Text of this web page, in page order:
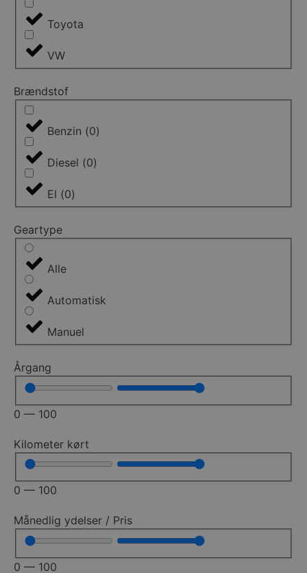
Toyota
VW
Brændstof
Benzin (0)
Diesel (0)
El (0)
Geartype
Alle
Automatisk
Manuel
Årgang
0 — 100
Kilometer kørt
0 — 100
Månedlig ydelser / Pris
0 — 100